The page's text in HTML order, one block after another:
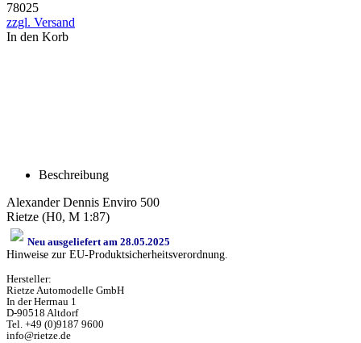
78025
zzgl. Versand
In den Korb
Beschreibung
Alexander Dennis Enviro 500
Rietze (H0, M 1:87)
Neu ausgeliefert am 28.05.2025
Hinweise zur EU-Produktsicherheitsverordnung.
Hersteller:
Rietze Automodelle GmbH
In der Herrnau 1
D-90518 Altdorf
Tel. +49 (0)9187 9600
info@rietze.de